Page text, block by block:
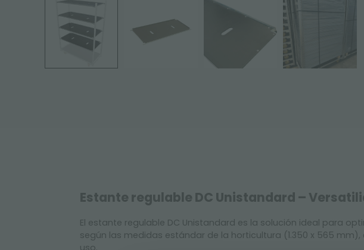
Estante regulable DC Unistandard –
El estante regulable DC Unistandard es la solución ideal para
según las medidas estándar de la horticultura (1.350 x 565